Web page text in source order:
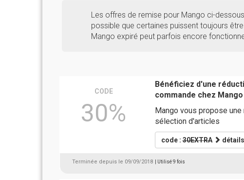
Les offres de remise pour Mango ci-
possible que certaines puissent toujours
Mango expiré peut parfois encore
CODE
30%
Bénéficiez d'une
commande chez Mango
Mango vous propose
sélection d'articles
code :30EXTRA détails
Terminée depuis le 09/09/2018 | Utilisé 9 fois